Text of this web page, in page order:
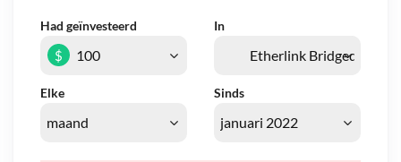
Had geïnvesteerd In
Elke Sinds
$